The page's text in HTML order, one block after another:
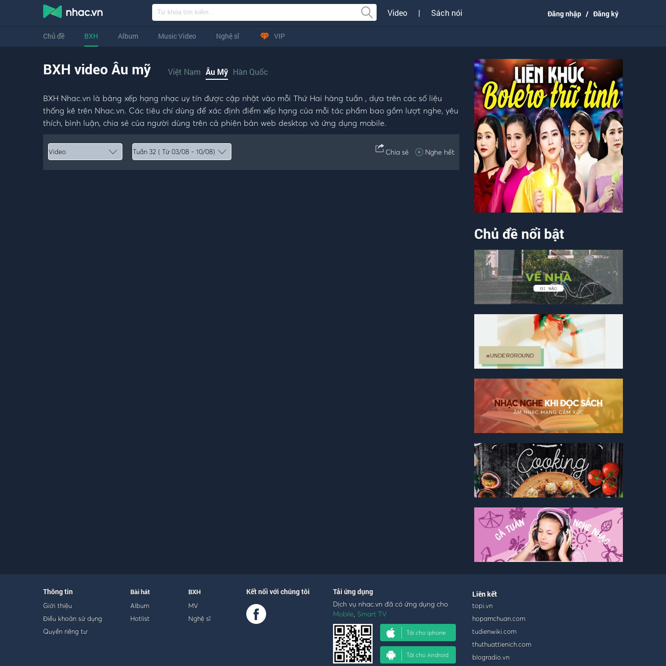
Video | Sách nói Đăng nhập / Đăng ký
Chủ đề BXH Album Music Video Nghệ sĩ VIP
BXH video Âu mỹ Việt Nam Âu Mỹ Hàn Quốc
BXH Nhac.vn là bảng xếp hạng nhạc uy tín được cập nhật vào mỗi Thứ Hai hàng tuần , dựa trên các số liệu
thống kê trên Nhac.vn. Các tiêu chí dùng để xác định điểm xếp hạng của mỗi tác phẩm bao gồm lượt nghe, yêu
thích, bình luận, chia sẻ của người dùng trên cả phiên bản web desktop và ứng dụng mobile.
Chia sẻ Nghe hết
Chủ đề nổi bật
Thông tin
Giới thiệu
Điều khoản sử dụng
Quyền riêng tư
Bài hát
Album
Hotlist
BXH
MV
Nghệ sĩ
Kết nối với chúng tôi Tải ứng dụng
Dịch vụ nhac.vn đã có ứng dụng cho
Mobile, Smart TV
Tải cho iphone
Tải cho Android
Liên kết
topi.vn
hopamchuan.com
tudienwiki.com
thuthuattienich.com
blogradio.vn